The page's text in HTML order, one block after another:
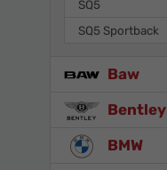
SQ5
SQ5 Sportback
Baw
Bentley
BMW